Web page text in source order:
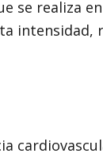
se realiza